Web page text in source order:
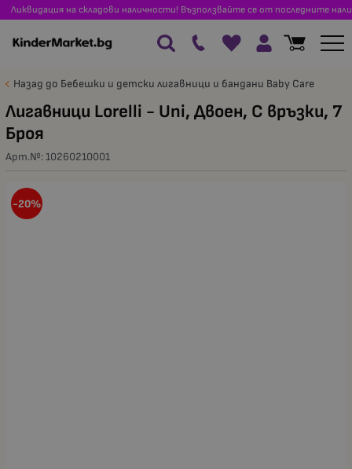
Ликвидация на складови наличности! Възползвайте се от последните
Назад до Бебешки и детски лигавници и бандани Baby Care
Лигавници Lorelli - Uni, Двоен, С връзки, 7
Броя
Арт.№:10260210001
-20%